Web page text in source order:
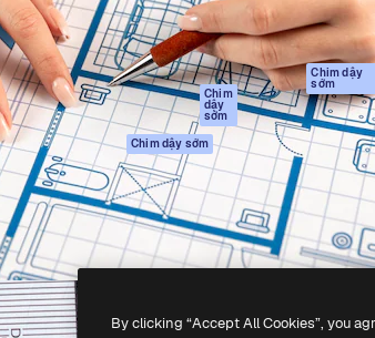
Máy phát giọng nói
AI
Nội dung kho
MCP dành cho
Claude/ChatGPT
Chim
dậy
sớm
Agents Chim dậy sớm
Giao diện lập trình
ứng dụng (API)
Ứng dụng di động
Tất cả các công cụ
Magnific
Chính sách bảo
mật
Bản
gốc
Chim dậy
sớm
Chính sách
Trung tâm tin cậy
Đối tác liên kết
Công ty
By clicking “Accept All Cookies”, you